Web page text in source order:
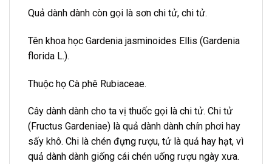
Quả dành dành còn gọi là sơn chi tử, chi tử.
Tên khoa học Gardenia jasminoides Ellis (Gardenia
florida L.).
Thuộc họ Cà phê Rubiaceae.
Cây dành dành cho ta vị thuốc gọi là chi tử. Chi tử
(Fructus Gardeniae) là quả dành dành chín phơi hay
sấy khô. Chi là chén đựng rượu, tử là quả hay hạt, vì
quả dành dành giống cái chén uống rượu ngày xưa.